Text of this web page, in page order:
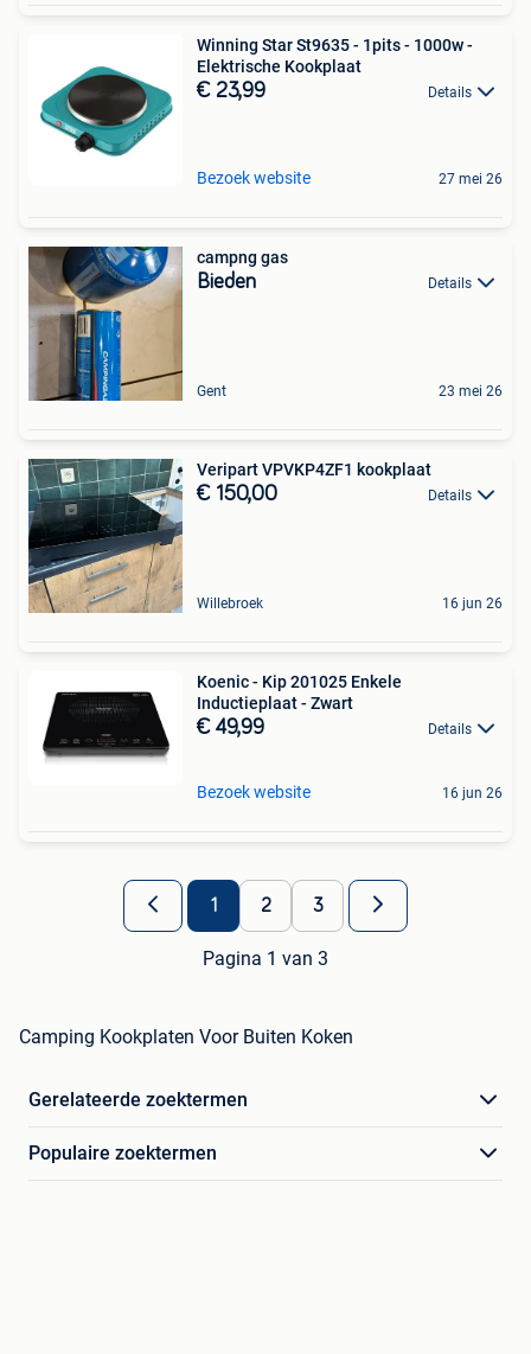
Winning Star St9635 - 1pits - 1000w -
Elektrische Kookplaat
€ 23,99 Details
Bezoek website 27 mei 26
campng gas
Bieden Details
Gent 23 mei 26
Veripart VPVKP4ZF1 kookplaat
€ 150,00 Details
Willebroek 16 jun 26
Koenic - Kip 201025 Enkele
Inductieplaat - Zwart
€ 49,99 Details
Bezoek website 16 jun 26
1 2 3
Pagina 1 van 3
Camping Kookplaten Voor Buiten Koken
Gerelateerde zoektermen
Populaire zoektermen